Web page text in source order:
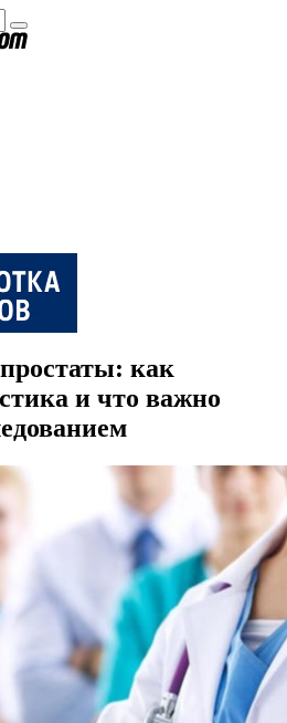
как
и что важно